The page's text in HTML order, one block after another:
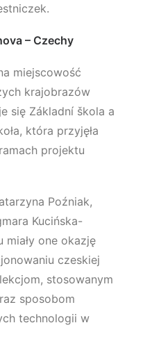
– Czechy
miejscowość
krajobrazów
się Základní škola a
która przyjęła
projektu
Poźniak,
Kucińska-
miały one okazję
czeskiej
stosowanym
sposobom
technologii w